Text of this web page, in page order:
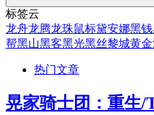
标签云
龙舟龙腾龙珠鼠标黛安娜黑钱
帮黑山黑客黑光黑丝黎城黄
热门文章
晃家骑士团：重生/